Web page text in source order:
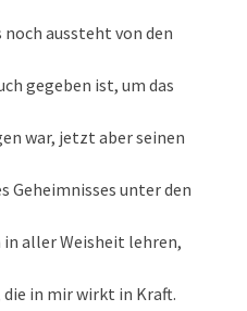
aussteht von den
gegeben ist, um das
war, jetzt aber seinen
Geheimnisses unter den
in aller Weisheit lehren,
in mir wirkt in Kraft.